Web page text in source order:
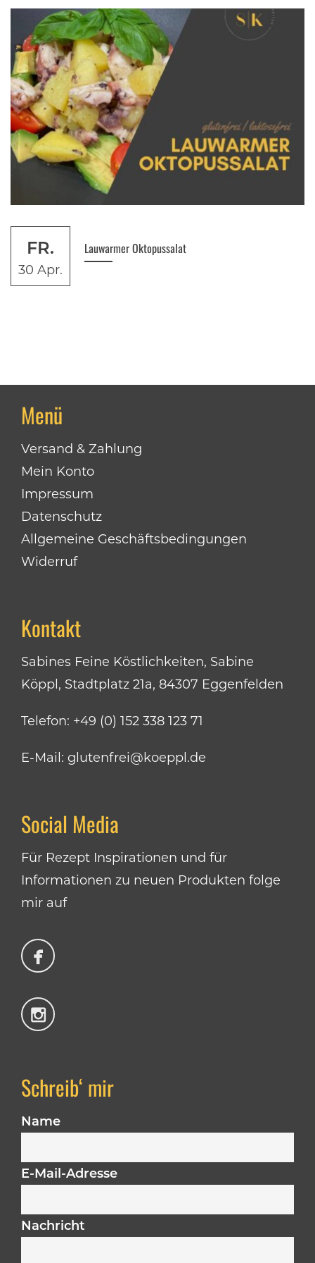
FR.
30 Apr.
Lauwarmer Oktopussalat
Menü
Versand & Zahlung
Mein Konto
Impressum
Datenschutz
Allgemeine Geschäftsbedingungen
Widerruf
Kontakt
Sabines Feine Köstlichkeiten, Sabine
Köppl, Stadtplatz 21a, 84307 Eggenfelden
Telefon: +49 (0) 152 338 123 71
E-Mail: glutenfrei@koeppl.de
Social Media
Für Rezept Inspirationen und für
Informationen zu neuen Produkten folge
mir auf
Schreib‘ mir
Name
E-Mail-Adresse
Nachricht